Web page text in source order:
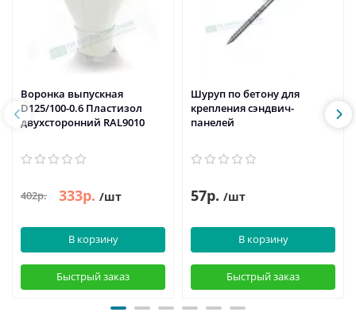
Воронка выпускная
D125/100-0.6 Пластизол
двухсторонний RAL9010
402р. 333р. /шт
В корзину
Быстрый заказ
Шуруп по бетону для
крепления сэндвич-
панелей
57р. /шт
В корзину
Быстрый заказ